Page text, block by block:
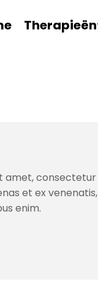
Therapieën
amet, consectetur
et ex venenatis,
enim.